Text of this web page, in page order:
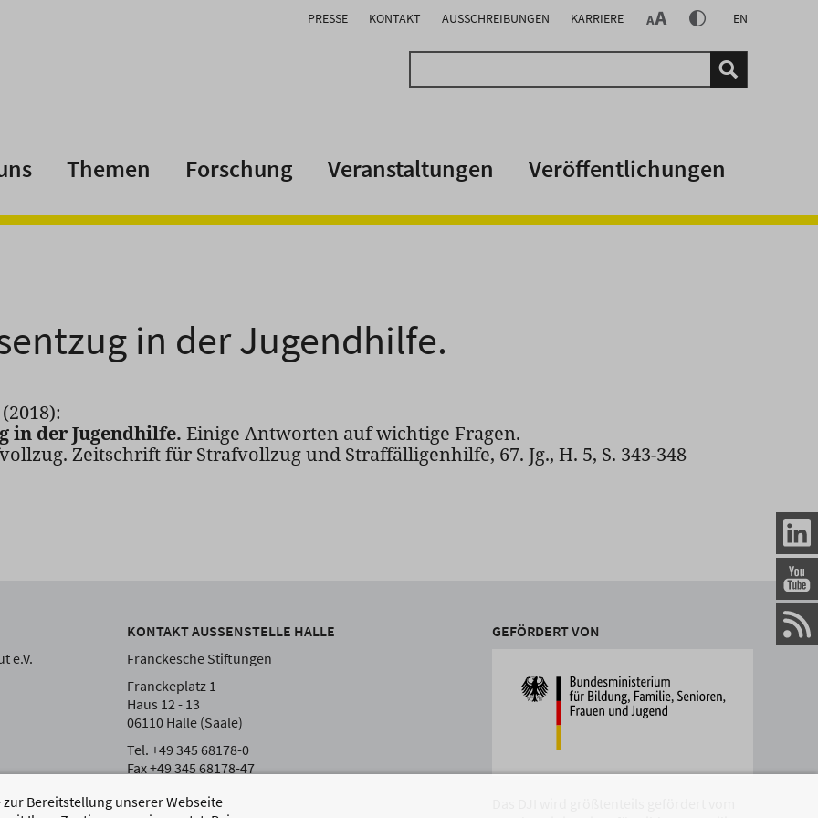
PRESSE KONTAKT AUSSCHREIBUNGEN KARRIERE EN
Themen Forschung Veranstaltungen Veröffentlichungen
Bereitstellung unserer Webseite
in der Jugendhilfe.
in der Jugendhilfe. Einige Antworten auf wichtige Fragen.
Zeitschrift für Strafvollzug und Straffälligenhilfe, 67. Jg., H. 5, S. 343-348
e.V.
KONTAKT AUSSENSTELLE HALLE
Franckesche Stiftungen
Franckeplatz 1
Haus 12 - 13
06110 Halle (Saale)
Tel. +49 345 68178-0
Fax +49 345 68178-47
GEFÖRDERT VON